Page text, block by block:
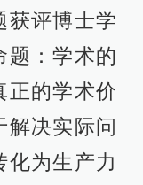
获评博士学
题：学术的
正的学术价
解决实际问
化为生产力